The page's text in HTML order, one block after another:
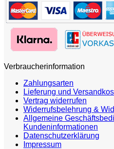
Verbraucherinformation
Zahlungsarten
Lieferung und
Vertrag widerrufen
Widerrufsbelehrung &
Allgemeine
Kundeninformationen
Datenschutzerklärung
Impressum